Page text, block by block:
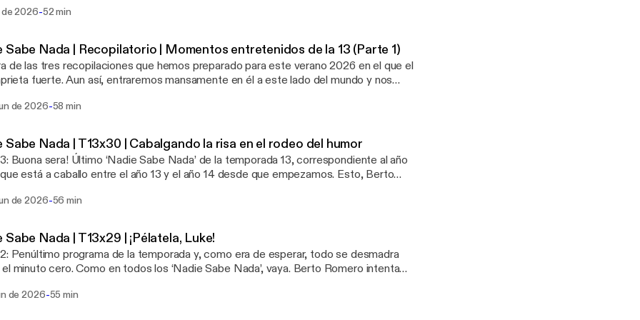
tras la baja por enfermedad algunos meses de Andreu se llamará “Una nueva
es cosa suya (¡vaya sorpresa!); cuando sale a relucir que Berto no ha invitado aún a
por sus cincuenta años.
de 2026-52 min
Sabe Nada | Recopilatorio | Momentos entretenidos de la 13 (Parte 1)
de las tres recopilaciones que hemos preparado para este verano 2026 en el que el
fuerte. Aun así, entraremos mansamente en él a este lado del mundo y nos
y el resto del equipo se supone que sí. Bienvenidos a los momentos entretenidos de
de 2026-58 min
Sabe Nada | T13x30 | Cabalgando la risa en el rodeo del humor
Buona sera! Último ‘Nadie Sabe Nada’ de la temporada 13, correspondiente al año
está a caballo entre el año 13 y el año 14 desde que empezamos. Esto, Berto
sumamos otra temporada (atropellada, pero una más, al fin y al cabo) y os
un musical fallido, debates absurdos sobre bolígrafos afilados, refrescos
para paliar el calor y una aplicación para jugar a Words en la playa:
wordskb.netlify.app/
de 2026-56 min
Sabe Nada | T13x29 | ¡Pélatela, Luke!
Penúltimo programa de la temporada y, como era de esperar, todo se desmadra
minuto cero. Como en todos los ‘Nadie Sabe Nada’, vaya. Berto Romero intenta
metidos en una delirante charla sobre sexo matrimonial, musicales innecesarios y
de 2026-55 min